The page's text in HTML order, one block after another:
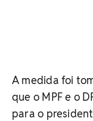
A medida foi
que o MPF e o
para o